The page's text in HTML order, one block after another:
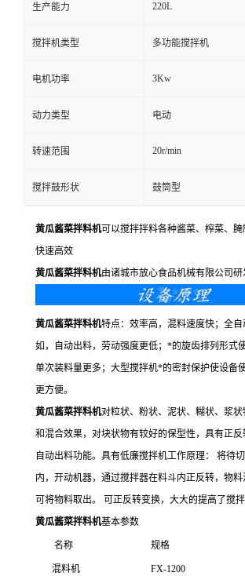
生产能力 220L
搅拌机类型 多功能搅拌机
电机功率 3Kw
动力类型 电动
转速范围 20r/min
搅拌鼓形状 鼓筒型
黄瓜酱菜拌料机可以搅拌拌料各种酱菜、榨菜、
快速高效
黄瓜酱菜拌料机由诸城市放心食品机械有限公司研
黄瓜酱菜拌料机特点：效率高，混料速度快；全
如，自动出料，劳动强度更低；*的旋齿排列形式
单次装料量更多；大型搅拌机*的密封保护使设备
更方便。
黄瓜酱菜拌料机对粒状、粉状、泥状、糊状、浆
和混合效果，对块状物有较好的保型性，具有正反
自动出料功能。具有低廉搅拌机工作原理： 将待
内，开动机器，通过搅拌器在料斗内正反转，物
可将物料取出。 可正反转变换，大大的提高了搅拌
黄瓜酱菜拌料机基本参数
名称 规格
混料机 FX-1200